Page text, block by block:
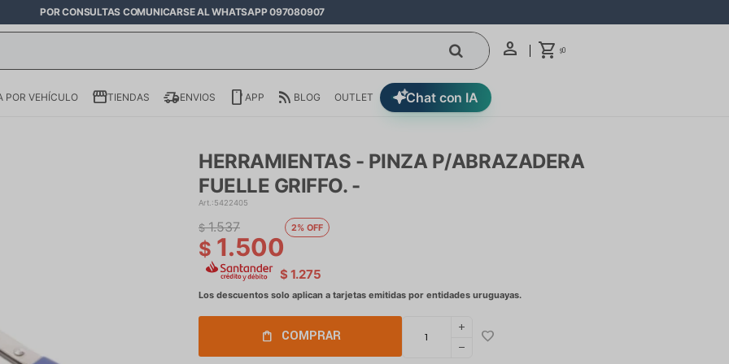
POR CONSULTAS COMUNICARSE AL WHATSAPP 097080907
$0
Chat con IA
POR VEHÍCULO TIENDAS ENVIOS APP BLOG OUTLET
HERRAMIENTAS - PINZA P/ABRAZADERA
FUELLE GRIFFO. -
5422405
$ 1.500
$ 1.537 2
$ 1.275
COMPRAR
add
remove